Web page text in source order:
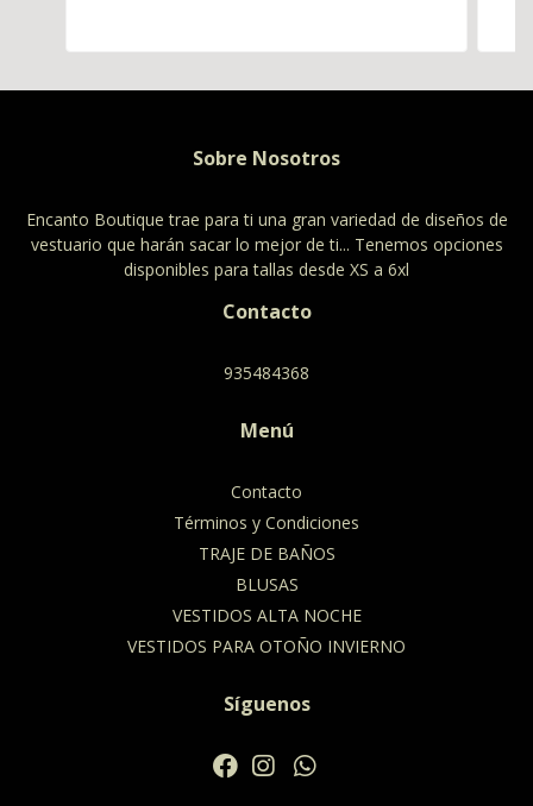
Sobre Nosotros
Encanto Boutique trae para ti una gran variedad de diseños de
vestuario que harán sacar lo mejor de ti... Tenemos opciones
disponibles para tallas desde XS a 6xl
Contacto
935484368
Menú
Contacto
Términos y Condiciones
TRAJE DE BAÑOS
BLUSAS
VESTIDOS ALTA NOCHE
VESTIDOS PARA OTOÑO INVIERNO
Síguenos